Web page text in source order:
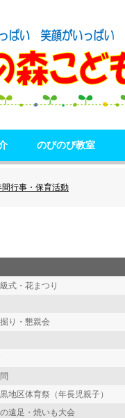
のびのび教室
間行事・保育活動
式・花まつり
り・懇親会
地区体育祭（年長児親子）
遠足・焼いも大会